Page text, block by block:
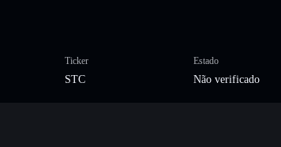
Ticker
STC
Estado
Não verificado